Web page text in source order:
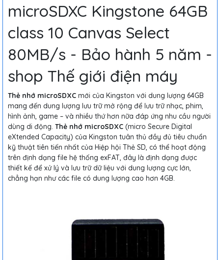
microSDXC Kingstone 64GB
class 10 Canvas Select
80MB/s - Bảo hành 5 năm -
shop Thế giới điện máy
Thẻ nhớ microSDXC mới của Kingston với dung lượng 64GB
mang đến dung lượng lưu trữ mở rộng để lưu trữ nhạc, phim,
hình ảnh, game – và nhiều thứ hơn nữa đáp ứng nhu cầu người
dùng di động. Thẻ nhớ microSDXC (micro Secure Digital
eXtended Capacity) của Kingston tuân thủ đầy đủ tiêu chuẩn
kỹ thuật tiên tiến nhất của Hiệp hội Thẻ SD, có thể hoạt động
trên định dạng file hệ thống exFAT, đây là định dạng được
thiết kế để xử lý và lưu trữ dữ liệu với dung lượng cực lớn,
chẳng hạn như các file có dung lượng cao hơn 4GB.